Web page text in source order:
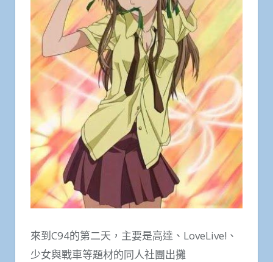
來到C94的第二天，主要是高達、LoveLive!、
少女與戰車等題材的同人社團出攤